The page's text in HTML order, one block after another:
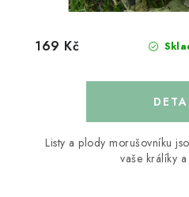
169 Kč
Listy a plody morušovníku
vaše králíky